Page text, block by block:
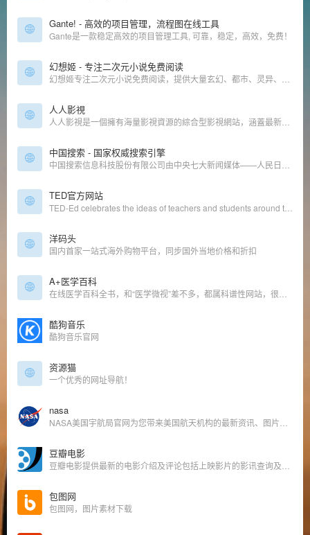
Gante! - 高效的项目管理，流程图在线工具
Gante是一款稳定高效的项目管理工具, 可靠，稳定，高效，免费！
幻想姬 - 专注二次元小说免费阅读
人人影視
中国搜索 - 国家权威搜索引擎
TED官方网站
洋码头
国内首家一站式海外购物平台，同步国外当地价格和折扣
A+医学百科
酷狗音乐
酷狗音乐官网
资源猫
一个优秀的网址导航！
nasa
豆瓣电影
包图网
包图网，图片素材下载